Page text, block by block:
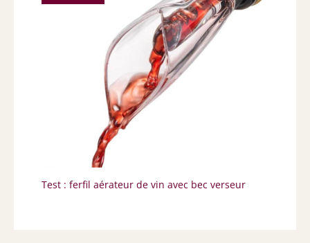
Test : ferfil aérateur de vin avec bec verseur